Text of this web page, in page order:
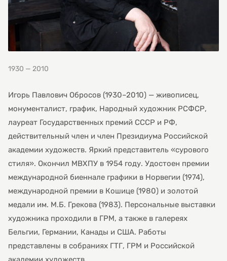
1930 — 2010
Игорь Павлович Обросов (1930–2010) — живописец,
монументалист, график, Народный художник РСФСР,
лауреат Государственных премий СССР и РФ,
действительный член и член Президиума Российской
академии художеств. Яркий представитель «сурового
стиля». Окончил МВХПУ в 1954 году. Удостоен премии
международной биеннале графики в Норвегии (1974),
международной премии в Кошице (1980) и золотой
медали им. М.Б. Грекова (1983). Персональные выставки
художника проходили в ГРМ, а также в галереях
Бельгии, Германии, Канады и США. Работы
представлены в собраниях ГТГ, ГРМ и Российской